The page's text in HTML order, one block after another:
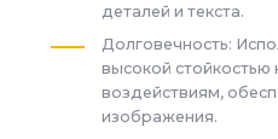
деталей и текста.
Долговечность:
высокой стойкостью
воздействиям,
изображения.